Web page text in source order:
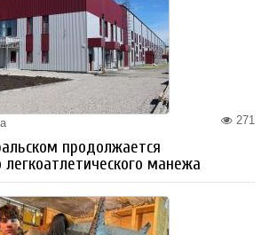
271
продолжается
легкоатлетического манежа